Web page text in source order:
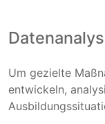
Um gezielte
entwickeln,